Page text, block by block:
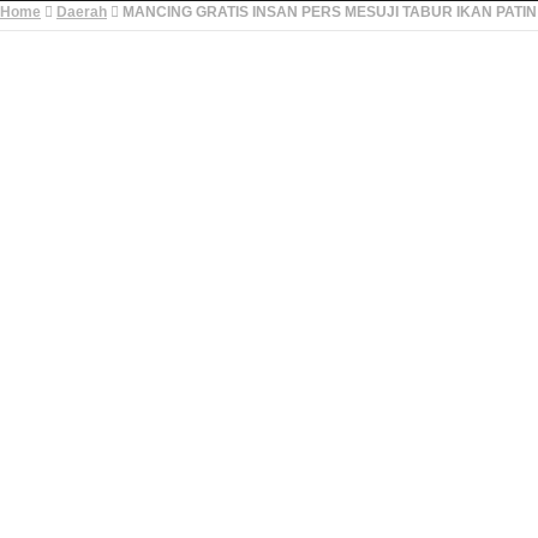
Home Daerah MANCING GRATIS INSAN PERS MESUJI TABUR IKAN